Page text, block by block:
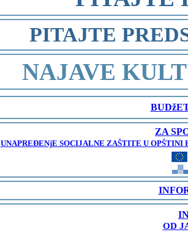
PITAJTE
NAJAVE
ZA
UNAPREĐENjE SOCIJALNE ZAŠTITE U OPŠTINI
OD